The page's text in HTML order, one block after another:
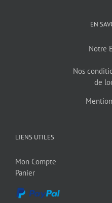
EN
Notre
Nos
de
LIENS UTILES
Mon Compte
Panier